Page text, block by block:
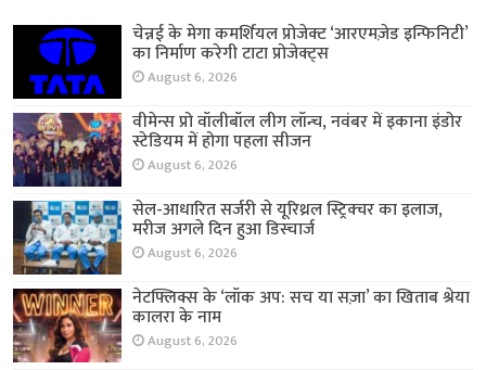
चेन्नई के मेगा कमर्शियल प्रोजेक्ट ‘आरएमज़ेड इन्फिनिटी’
का निर्माण करेगी टाटा प्रोजेक्ट्स
August 6, 2026
वीमेन्स प्रो वॉलीबॉल लीग लॉन्च, नवंबर में इकाना इंडोर
स्टेडियम में होगा पहला सीजन
August 6, 2026
सेल-आधारित सर्जरी से यूरिथ्रल स्ट्रिक्चर का इलाज,
मरीज अगले दिन हुआ डिस्चार्ज
August 6, 2026
नेटफ्लिक्स के ‘लॉक अप: सच या सज़ा’ का खिताब श्रेया
कालरा के नाम
August 6, 2026